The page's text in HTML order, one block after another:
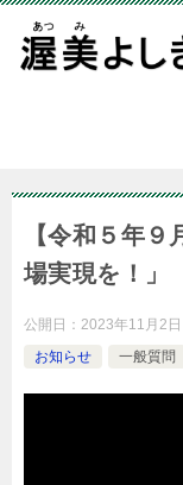
【令和５年
場実現を！」
公開日： 2023年11月2日
お知らせ
一般質問